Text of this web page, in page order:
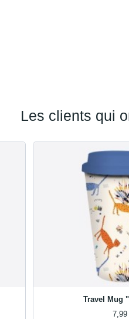
Les clients qui
Travel Mug
7,99